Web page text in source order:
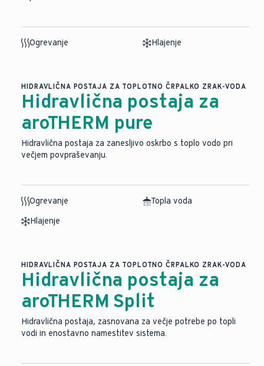
Ogrevanje Hlajenje
HIDRAVLIČNA POSTAJA ZA TOPLOTNO ČRPALKO ZRAK-VODA
Hidravlična postaja za
aroTHERM pure
Hidravlična postaja za zanesljivo oskrbo s toplo vodo pri
večjem povpraševanju.
Ogrevanje
Topla voda
Hlajenje
HIDRAVLIČNA POSTAJA ZA TOPLOTNO ČRPALKO ZRAK-VODA
Hidravlična postaja za
aroTHERM Split
Hidravlična postaja, zasnovana za večje potrebe po topli
vodi in enostavno namestitev sistema.